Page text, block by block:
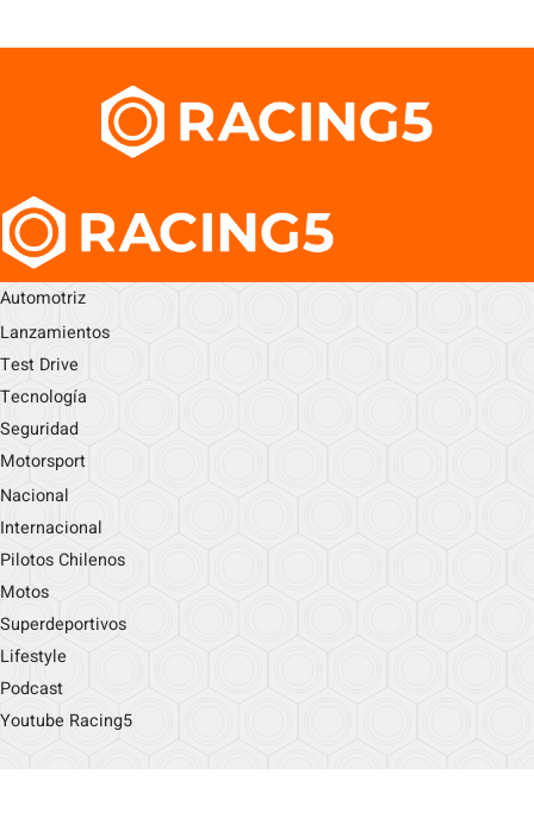
Automotriz
Lanzamientos
Test Drive
Tecnología
Seguridad
Motorsport
Nacional
Internacional
Pilotos Chilenos
Motos
Superdeportivos
Lifestyle
Podcast
Youtube Racing5